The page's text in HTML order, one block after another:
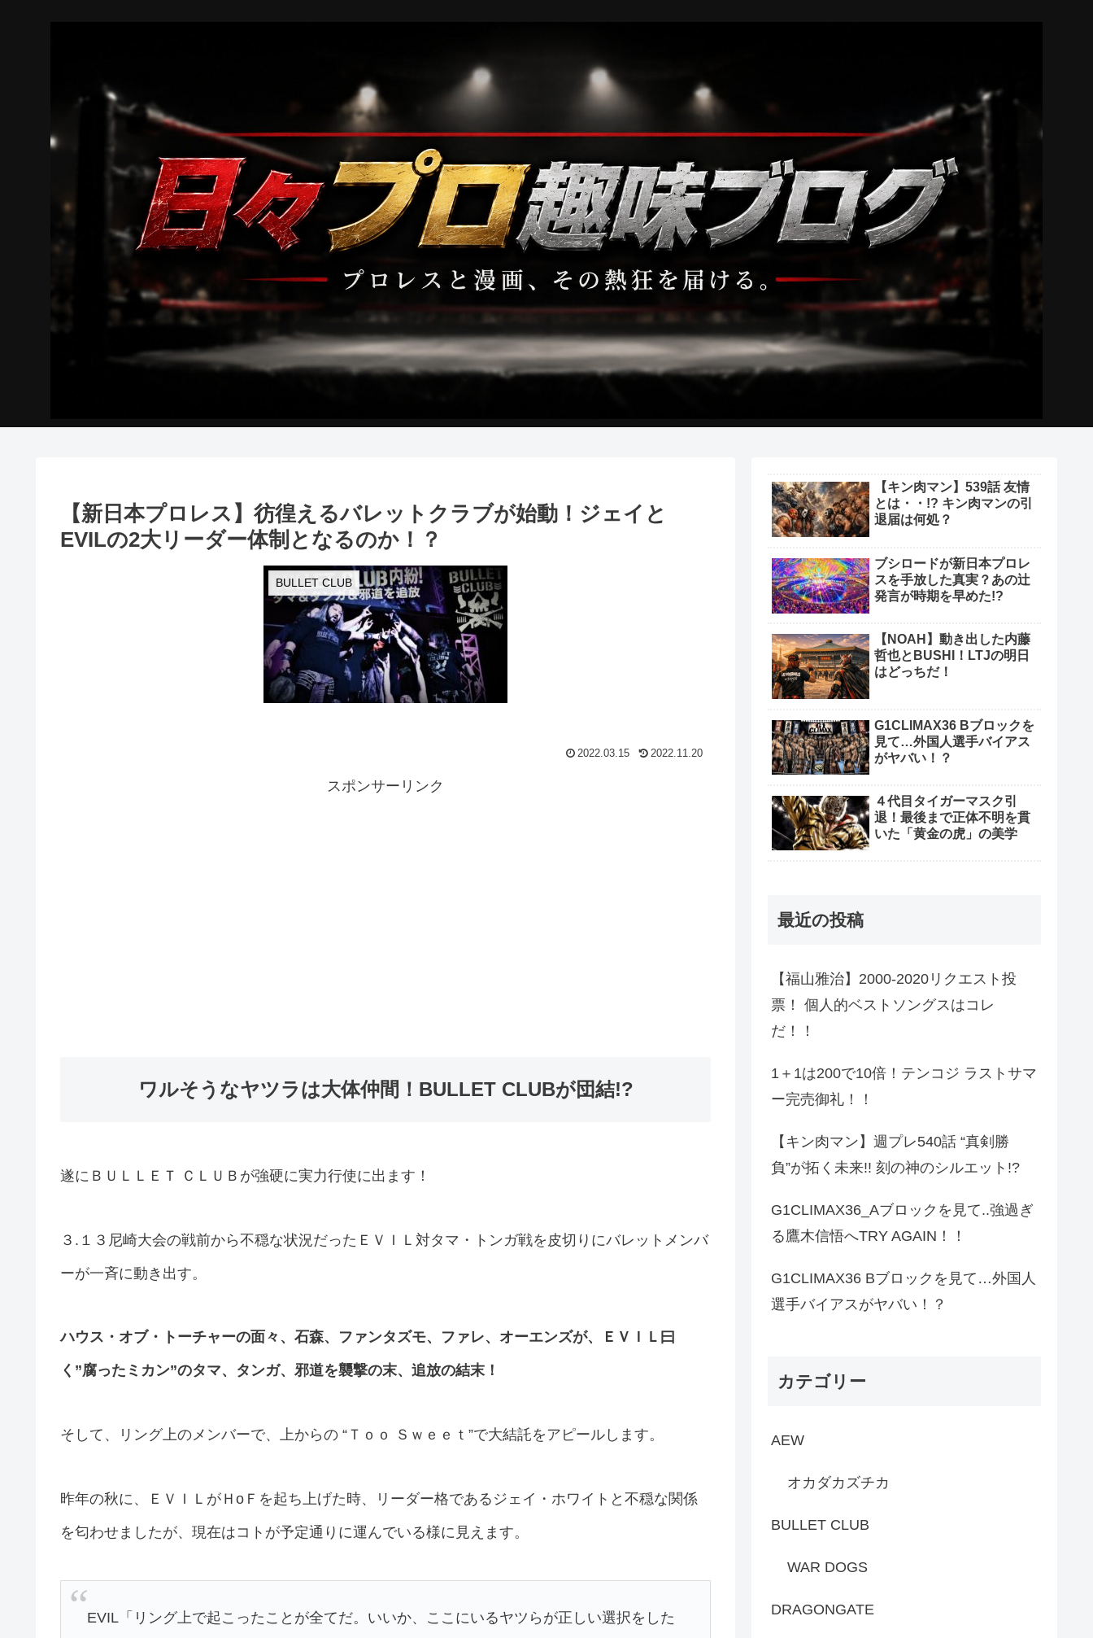
【新日本プロレス】彷徨えるバレットクラブが始動！ジェイと
EVILの2大リーダー体制となるのか！？
BULLET CLUB
2022.03.15 2022.11.20
スポンサーリンク
ワルそうなヤツラは大体仲間！BULLET CLUBが団結!?
遂にＢＵＬＬＥＴ ＣＬＵＢが強硬に実力行使に出ます！
３.１３尼崎大会の戦前から不穏な状況だったＥＶＩＬ対タマ・トンガ戦を皮切りにバレットメンバ
ーが一斉に動き出す。
ハウス・オブ・トーチャーの面々、石森、ファンタズモ、ファレ、オーエンズが、ＥＶＩＬ曰
く”腐ったミカン”のタマ、タンガ、邪道を襲撃の末、追放の結末！
そして、リング上のメンバーで、上からの “Ｔｏｏ Ｓｗｅｅｔ”で大結託をアピールします。
昨年の秋に、ＥＶＩＬがＨoＦを起ち上げた時、リーダー格であるジェイ・ホワイトと不穏な関係
を匂わせましたが、現在はコトが予定通りに運んでいる様に見えます。
EVIL「リング上で起こったことが全てだ。いいか、ここにいるヤツらが正しい選択をした
【キン肉マン】539話 友情
とは・・!? キン肉マンの引
退届は何処？
ブシロードが新日本プロレ
スを手放した真実？あの辻
発言が時期を早めた!?
【NOAH】動き出した内藤
哲也とBUSHI！LTJの明日
はどっちだ！
G1CLIMAX36 Bブロックを
見て…外国人選手バイアス
がヤバい！？
４代目タイガーマスク引
退！最後まで正体不明を貫
いた「黄金の虎」の美学
最近の投稿
【福山雅治】2000-2020リクエスト投
票！ 個人的ベストソングスはコレ
だ！！
1＋1は200で10倍！テンコジ ラストサマ
ー完売御礼！！
【キン肉マン】週プレ540話 “真剣勝
負”が拓く未来!! 刻の神のシルエット!?
G1CLIMAX36_Aブロックを見て..強過ぎ
る鷹木信悟へTRY AGAIN！！
G1CLIMAX36 Bブロックを見て…外国人
選手バイアスがヤバい！？
カテゴリー
AEW
オカダカズチカ
BULLET CLUB
WAR DOGS
DRAGONGATE